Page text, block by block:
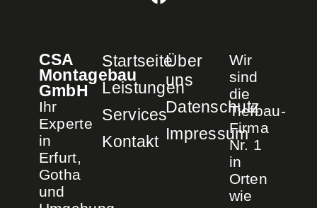
CSA
Montagebau
GmbH
Ihr
Experte
in
Erfurt,
Gotha
und
Startseite
Leistungen
Services
Kontakt
Über
uns
Datenschutz
Impressum
Wir
sind
die
Tiefbau-
Firma
Nr. 1
in
Orten
wie